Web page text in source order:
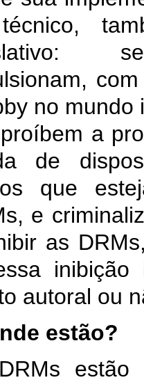
no mundo
a
de
que
e
as
inibição
autoral ou
estão?
estão